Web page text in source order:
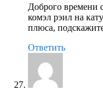
Доброго времени
комэл рэил на
плюса,
Ответить